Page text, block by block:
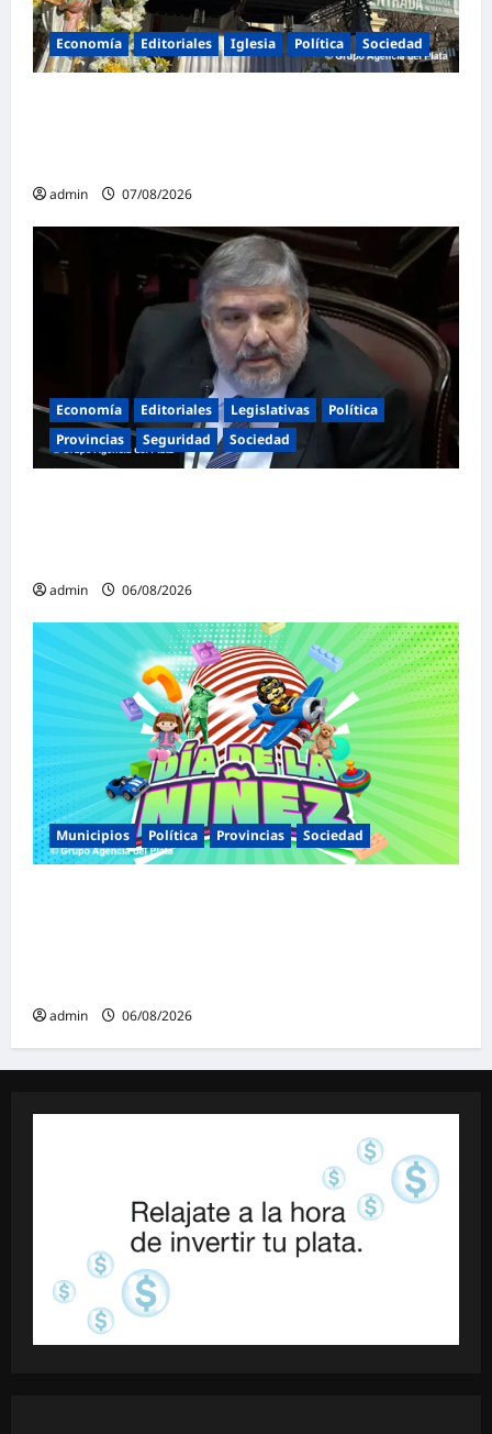
Economía Editoriales Iglesia Política Sociedad
admin 07/08/2026
Economía Editoriales Legislativas
Política
Provincias
Seguridad Sociedad
admin 06/08/2026
Municipios Política Provincias Sociedad
admin 06/08/2026